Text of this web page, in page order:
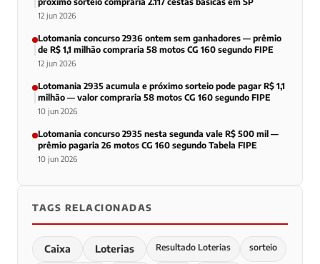
12 jun 2026
Lotomania concurso 2936 ontem sem ganhadores — prêmio
de R$ 1,1 milhão compraria 58 motos CG 160 segundo FIPE
12 jun 2026
Lotomania 2935 acumula e próximo sorteio pode pagar R$ 1,1
milhão — valor compraria 58 motos CG 160 segundo FIPE
10 jun 2026
Lotomania concurso 2935 nesta segunda vale R$ 500 mil —
prêmio pagaria 26 motos CG 160 segundo Tabela FIPE
10 jun 2026
TAGS RELACIONADAS
Caixa Loterias Resultado Loterias sorteio